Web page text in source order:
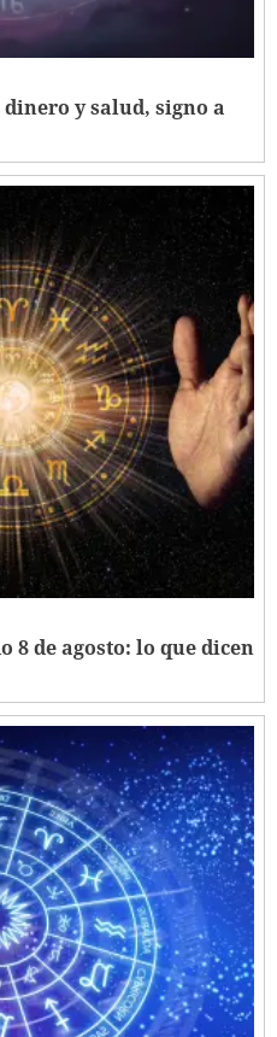
y salud, signo a
8 de agosto: lo que dicen